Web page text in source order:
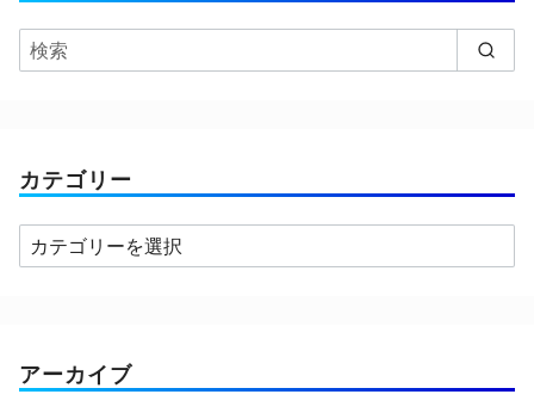
カテゴリー
カ
テ
ー
アーカイブ